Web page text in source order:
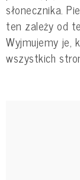
słonecznika.
ten zależy od
Wyjmujemy je,
wszystkich